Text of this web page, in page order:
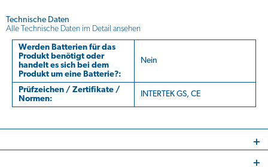
Technische Daten
Alle Technische Daten im Detail ansehen
Werden Batterien für das
Produkt benötigt oder
handelt es sich bei dem
Produkt um eine Batterie?:
Nein
Prüfzeichen / Zertifikate /
Normen:
INTERTEK GS, CE